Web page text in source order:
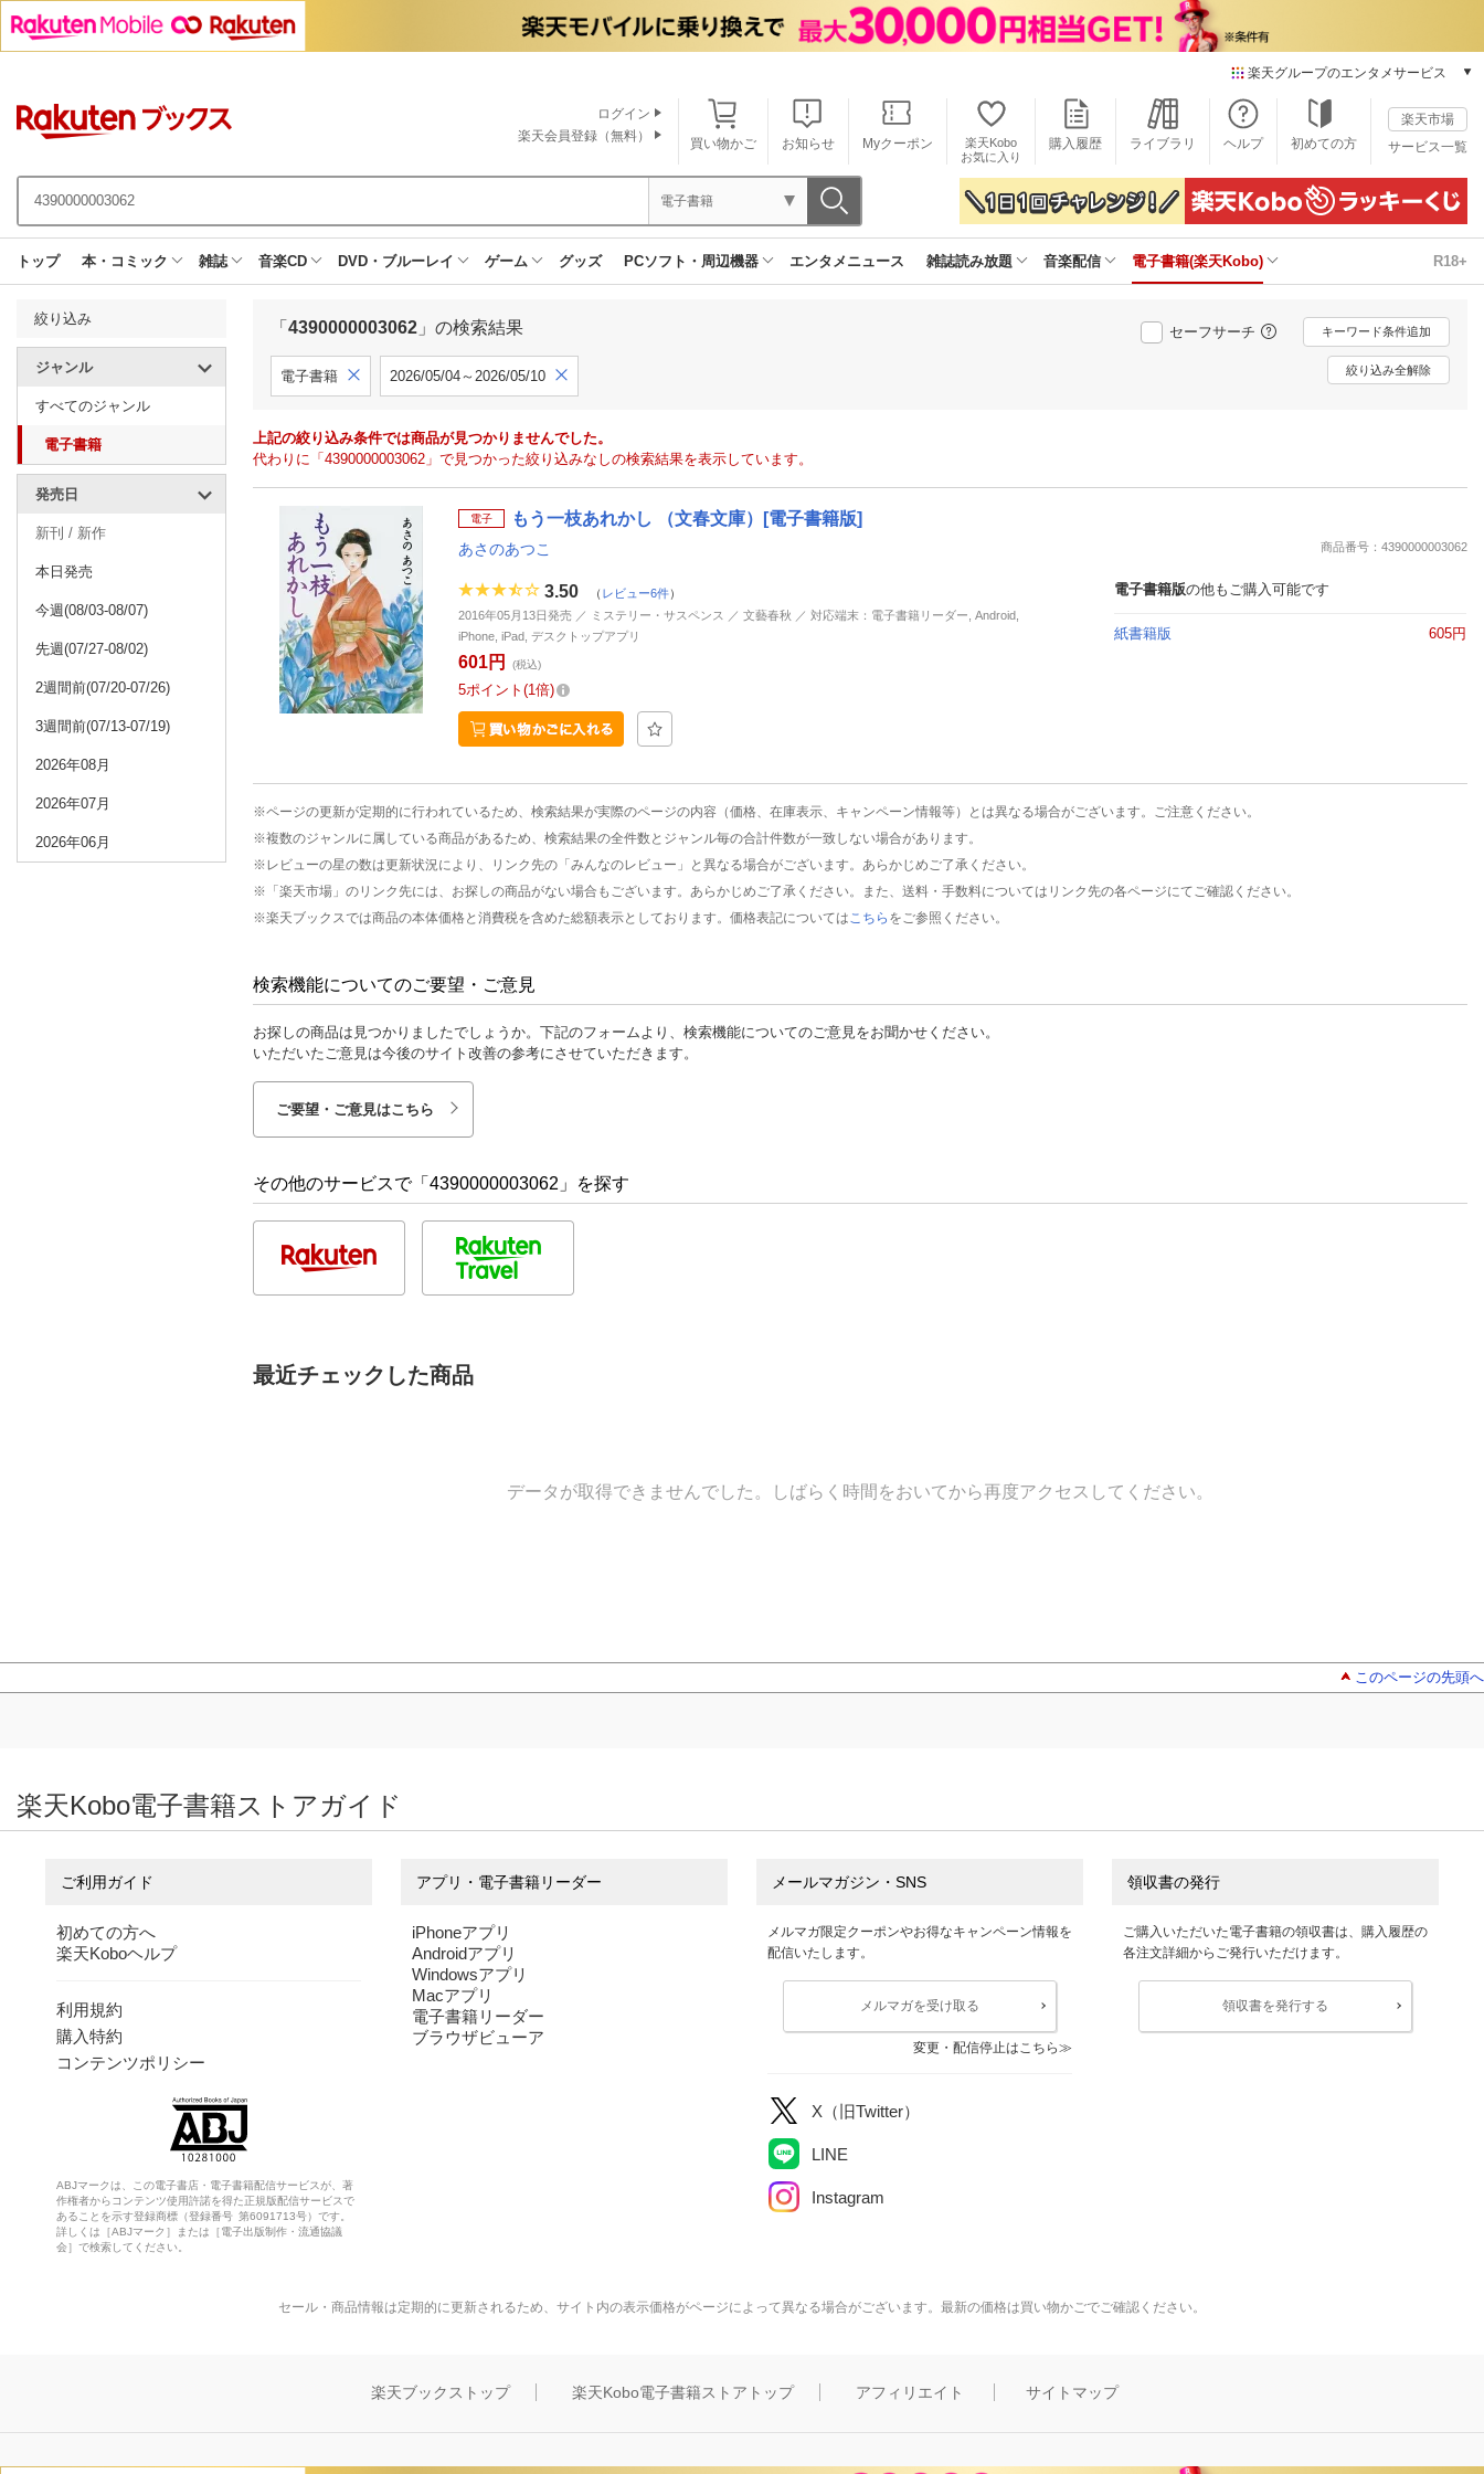
楽天グループのエンタメサービス
本/ゲーム/CD/DVD
楽天ブックス
電子書籍
楽天Kobo
雑誌読み放題
楽天ミュージック
動画配信
楽天TV
動画配信ガイド
推し楽
買い物かご お知らせ Myクーポン
楽天Kobo
お気に入り
購入履歴 ライブラリ ヘルプ 初めての方
楽天市場
サービス一覧
ログイン
楽天会員登録（無料）
電子書籍
トップ 本・コミック 雑誌 音楽CD DVD・ブルーレイ ゲーム グッズ PCソフト・周辺機器 エンタメニュース 雑誌読み放題 音楽配信 電子書籍(楽天Kobo) R18+
絞り込み
ジャンル
すべてのジャンル
電子書籍
発売日
新刊 / 新作
本日発売
今週(08/03-08/07)
先週(07/27-08/02)
2週間前(07/20-07/26)
3週間前(07/13-07/19)
2026年08月
2026年07月
2026年06月
「 4390000003062 」の検索結果 セーフサーチ キーワード条件追加
電子書籍 2026/05/04～2026/05/10 絞り込み全解除
上記の絞り込み条件では商品が見つかりませんでした。
代わりに「4390000003062」で見つかった絞り込みなしの検索結果を表示しています。
電子 もう一枝あれかし （文春文庫）[電子書籍版]
あさのあつこ 商品番号：4390000003062
3.50 （ レビュー6件）
2016年05月13日発売 ／ ミステリー・サスペンス ／ 文藝春秋 ／ 対応端末：電子書籍リーダー, Android,
iPhone, iPad, デスクトップアプリ
601円 (税込)
5ポイント 1倍
電子書籍版の他もご購入可能です
紙書籍版 605円
※ページの更新が定期的に行われているため、検索結果が実際のページの内容（価格、在庫表示、キャンペーン情報等）とは異なる場合がございます。ご注意ください。
※複数のジャンルに属している商品があるため、検索結果の全件数とジャンル毎の合計件数が一致しない場合があります。
※レビューの星の数は更新状況により、リンク先の「みんなのレビュー」と異なる場合がございます。あらかじめご了承ください。
※「楽天市場」のリンク先には、お探しの商品がない場合もございます。あらかじめご了承ください。また、送料・手数料についてはリンク先の各ページにてご確認ください。
※楽天ブックスでは商品の本体価格と消費税を含めた総額表示としております。価格表記については こちら をご参照ください。
検索機能についてのご要望・ご意見
お探しの商品は見つかりましたでしょうか。下記のフォームより、検索機能についてのご意見をお聞かせください。
いただいたご意見は今後のサイト改善の参考にさせていただきます。
ご要望・ご意見はこちら
その他のサービスで「4390000003062」を探す
最近チェックした商品
データが取得できませんでした。しばらく時間をおいてから再度アクセスしてください。
このページの先頭へ
楽天Kobo電子書籍ストアガイド
ご利用ガイド
初めての方へ
楽天Koboヘルプ
利用規約
購入特約
コンテンツポリシー
ABJマークは、この電子書店・電子書籍配信サービスが、著
作権者からコンテンツ使用許諾を得た正規版配信サービスで
あることを示す登録商標（登録番号 第6091713号）です。
詳しくは［ABJマーク］または［電子出版制作・流通協議
会］で検索してください。
アプリ・電子書籍リーダー
iPhoneアプリ
Androidアプリ
Windowsアプリ
Macアプリ
電子書籍リーダー
ブラウザビューア
メールマガジン・SNS
メルマガ限定クーポンやお得なキャンペーン情報を
配信いたします。
メルマガを受け取る
変更・配信停止はこちら
X（旧Twitter）
LINE
Instagram
領収書の発行
ご購入いただいた電子書籍の領収書は、購入履歴の
各注文詳細からご発行いただけます。
領収書を発行する
セール・商品情報は定期的に更新されるため、サイト内の表示価格がページによって異なる場合がございます。最新の価格は買い物かごでご確認ください。
楽天ブックストップ 楽天Kobo電子書籍ストアトップ アフィリエイト サイトマップ